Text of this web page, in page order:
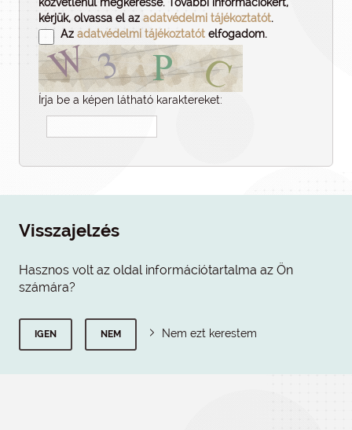
kérjük, olvassa el az adatvédelmi tájékoztatót.
Az adatvédelmi tájékoztatót elfogadom.
Írja be a képen látható karaktereket:
Visszajelzés
Hasznos volt az oldal információtartalma az Ön
számára?
IGEN NEM Nem ezt kerestem